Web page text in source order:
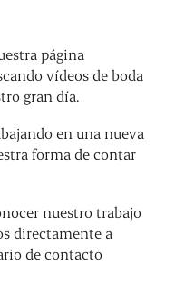
página
vídeos de boda
gran día.
en una nueva
forma de contar
nuestro trabajo
directamente a
de contacto